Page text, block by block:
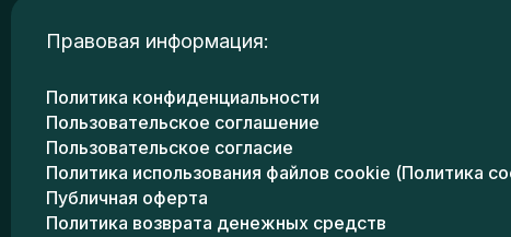
Правовая информация:
Политика конфиденциальности
Пользовательское соглашение
Пользовательское согласие
Политика использования файлов cookie (Политика
Публичная оферта
Политика возврата денежных средств